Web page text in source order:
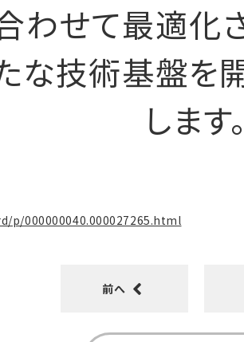
わせて最適化
な技術基盤を
します。
000000040.000027265.html
前へ